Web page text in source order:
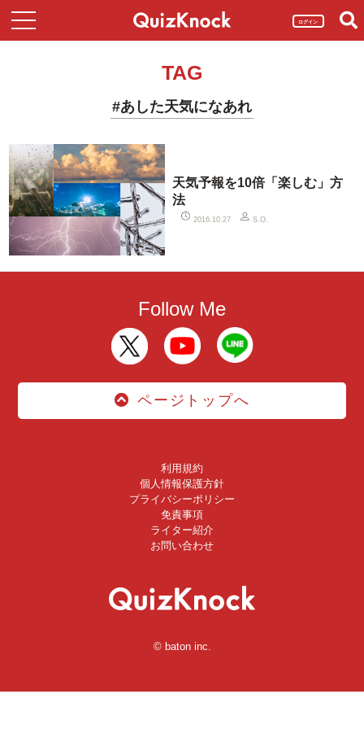
ログイン
TAG
#あした天気になあれ
天気予報を10倍「楽しむ」方
法
2016.10.27 S.O.
Follow Me
ページトップへ
利用規約
個人情報保護方針
プライバシーポリシー
免責事項
ライター紹介
お問い合わせ
© baton inc.